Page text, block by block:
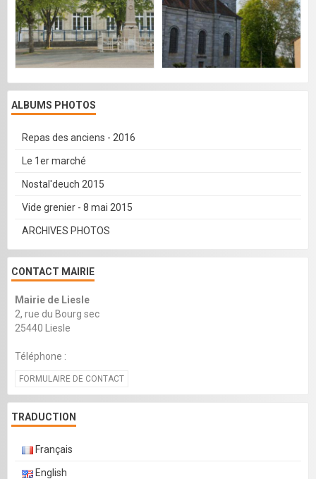
ALBUMS PHOTOS
Repas des anciens - 2016
Le 1er marché
Nostal'deuch 2015
Vide grenier - 8 mai 2015
ARCHIVES PHOTOS
CONTACT MAIRIE
Mairie de Liesle
2, rue du Bourg sec
25440 Liesle
Téléphone :
FORMULAIRE DE CONTACT
TRADUCTION
Français
English